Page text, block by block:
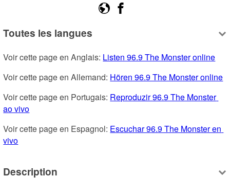
Toutes les langues
Voir cette page en Anglais: Listen 96.9 The Monster online
Voir cette page en Allemand: Hören 96.9 The Monster online
Voir cette page en Portugais: Reproduzir 96.9 The Monster
ao vivo
Voir cette page en Espagnol: Escuchar 96.9 The Monster en
vivo
Description